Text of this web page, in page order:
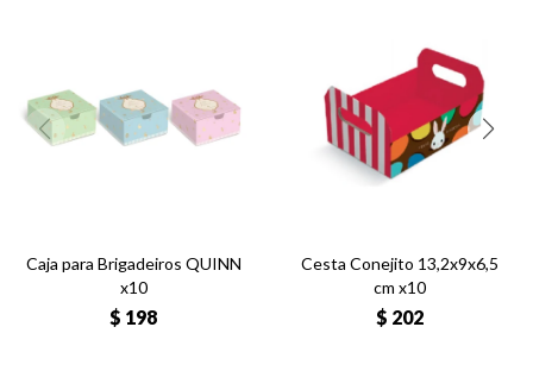
Caja para Brigadeiros QUINN
x10
$ 198
Cesta Conejito 13,2x9x6,5
cm x10
$ 202